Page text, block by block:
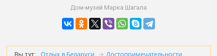
Дом-музей Марка Шагала
Вы тут: Отдых в Беларуси
Достопримечательности